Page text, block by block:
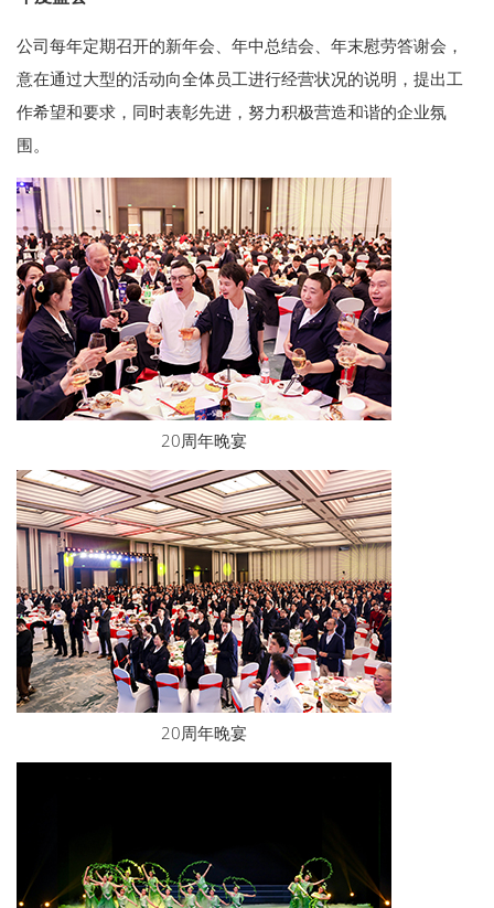
公司每年定期召开的新年会、年中总结会、年末慰劳答谢会，
意在通过大型的活动向全体员工进行经营状况的说明，提出工
作希望和要求，同时表彰先进，努力积极营造和谐的企业氛
围。
20周年晚宴
20周年晚宴